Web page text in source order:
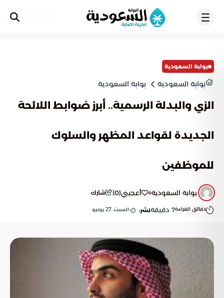
بوابة السعودية
بوابة السعودية بوابة السعودية
الزي والبدلة الرسمية.. أبرز ضوابط اللائحة
الجديدة لقواعد المظهر والسلوك
للموظفين
بوابة السعودية أعجبني(
0
) شارك
دقائق القراءة7 دقيقةنشر: السبت, 27 يونيو